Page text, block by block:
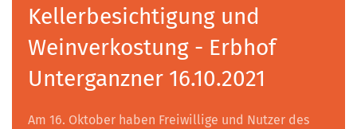
Kellerbesichtigung und
Weinverkostung - Erbhof
Unterganzner 16.10.2021
Am 16. Oktober haben Freiwillige und Nutzer des